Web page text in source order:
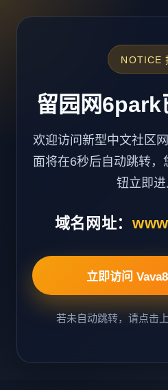
NOTICE
留园网6park
欢迎访问新型中文社区
面将在6秒后自动跳转
钮立即进
域名网址：
立即访问
若未自动跳转，请点击